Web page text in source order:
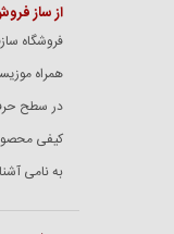
از ساز
همراه
در سطح
کیفی
به نامی